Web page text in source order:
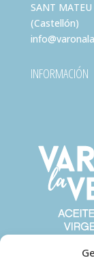
SANT MATEU
(Castellón)
INFORMACIÓN